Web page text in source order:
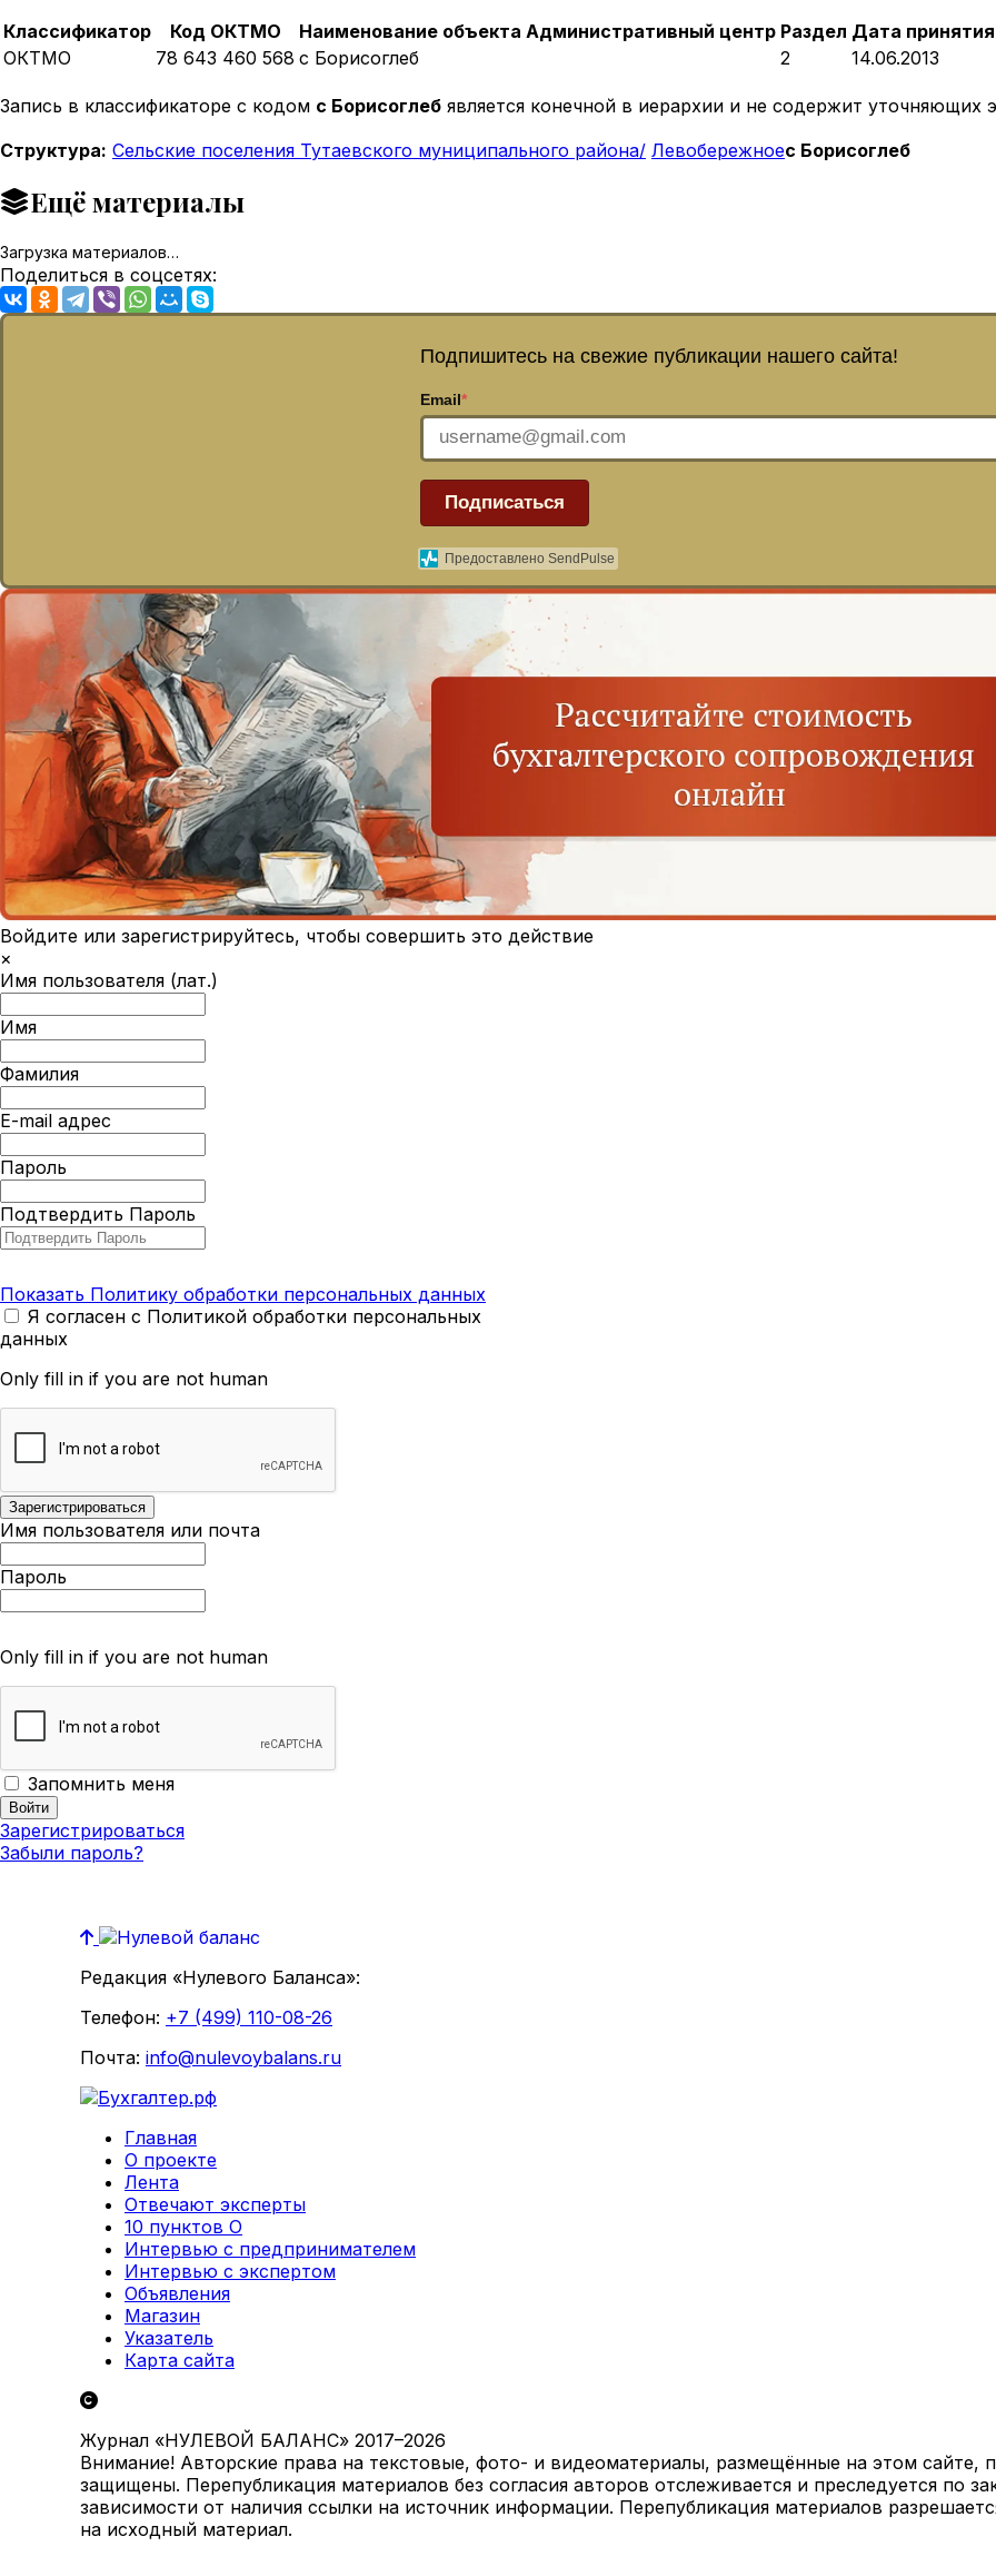
Классификатор
Код ОКТМО Наименование объекта Административный центр Раздел Дата принятия
ОКТМО
78 643 460 568 с Борисоглеб 2 14.06.2013
Запись в классификаторе с кодом с Борисоглеб является конечной в иерархии и не содержит уточняющих
Структура: Сельские поселения Тутаевского муниципального района/ Левобережноес Борисоглеб
Ещё материалы
Загрузка материалов…
Поделиться в соцсетях:
Подпишитесь на свежие публикации нашего сайта!
Email*
Подписаться
Предоставлено SendPulse
Войдите или зарегистрируйтесь, чтобы совершить это действие
×
Имя пользователя (лат.)
Имя
Фамилия
E-mail адрес
Пароль
Подтвердить Пароль
Показать Политику обработки персональных данных
Я согласен с Политикой обработки персональных
данных
Only fill in if you are not human
Имя пользователя или почта
Пароль
Only fill in if you are not human
Запомнить меня
Зарегистрироваться
Забыли пароль?
Редакция «Нулевого Баланса»:
Телефон: +7 (499) 110-08-26
Почта: info@nulevoybalans.ru
Главная
О проекте
Лента
Отвечают эксперты
10 пунктов О
Интервью с предпринимателем
Интервью с экспертом
Объявления
Магазин
Указатель
Карта сайта
Журнал «НУЛЕВОЙ БАЛАНС» 2017–2026
Внимание! Авторские права на текстовые, фото- и видеоматериалы, размещённые на этом
защищены. Перепубликация материалов без согласия авторов отслеживается и преследуется по
зависимости от наличия ссылки на источник информации. Перепубликация материалов
на исходный материал.